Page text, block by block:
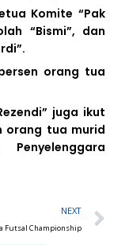
Komite “Pak
“Bismi”, dan
orang tua
juga ikut
orang tua murid
NEXT
Futsal Championship